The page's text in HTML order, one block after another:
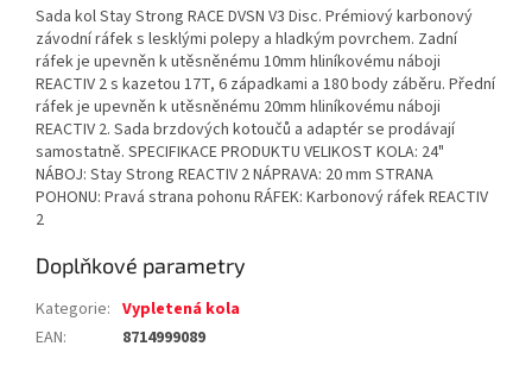
Sada kol Stay Strong RACE DVSN V3 Disc. Prémiový karbonový
závodní ráfek s lesklými polepy a hladkým povrchem. Zadní
ráfek je upevněn k utěsněnému 10mm hliníkovému náboji
REACTIV 2 s kazetou 17T, 6 západkami a 180 body záběru. Přední
ráfek je upevněn k utěsněnému 20mm hliníkovému náboji
REACTIV 2. Sada brzdových kotoučů a adaptér se prodávají
samostatně. SPECIFIKACE PRODUKTU VELIKOST KOLA: 24"
NÁBOJ: Stay Strong REACTIV 2 NÁPRAVA: 20 mm STRANA
POHONU: Pravá strana pohonu RÁFEK: Karbonový ráfek REACTIV
2
Doplňkové parametry
Kategorie: Vypletená kola
EAN: 8714999089